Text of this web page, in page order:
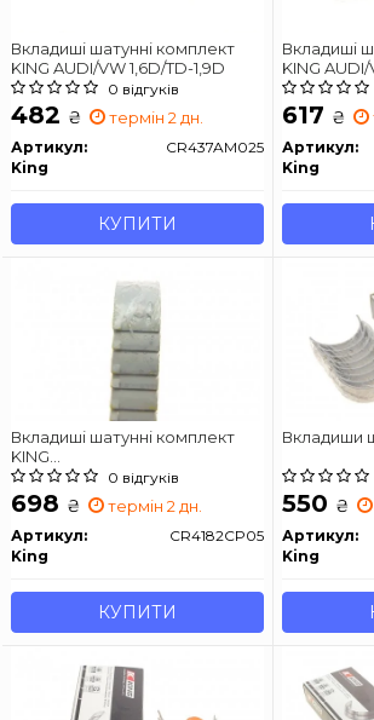
Вкладиші шатунні комплект
KING AUDI/VW 1,6D/TD-1,9D
0 відгуків
482 ₴ термін 2 дн.
Артикул:
CR437AM025
King
КУПИТИ
Вкладиші
KING AUDI/
617 ₴
Артикул:
King
Вкладиші шатунні комплект
KING
AUDI/FORD/SEAT/SKODA/VW
1,9D/TD
0 відгуків
698 ₴ термін 2 дн.
Артикул:
CR4182CP05
King
КУПИТИ
Вкладиши
550 ₴
Артикул:
King